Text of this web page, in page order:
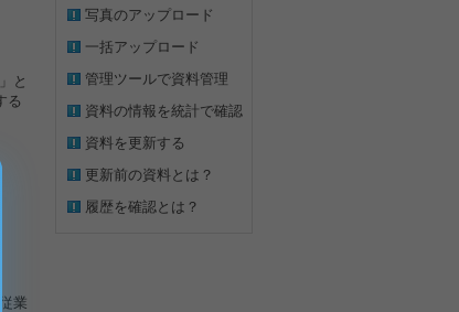
と
る
業
写真のアップロード
一括アップロード
管理ツールで資料管理
資料の情報を統計で確認
資料を更新する
更新前の資料とは？
履歴を確認とは？